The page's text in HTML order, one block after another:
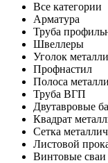
Все категории
Арматура
Труба
Швеллеры
Уголок
Профнастил
Полоса
Труба ВГП
Двутавровые
Квадрат
Сетка
Листовой
Винтовые сваи